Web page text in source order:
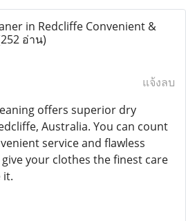
in Redcliffe Convenient &
อ่าน)
แจ้งลบ
offers superior dry
Australia. You can count
service and flawless
your clothes the finest care
it.